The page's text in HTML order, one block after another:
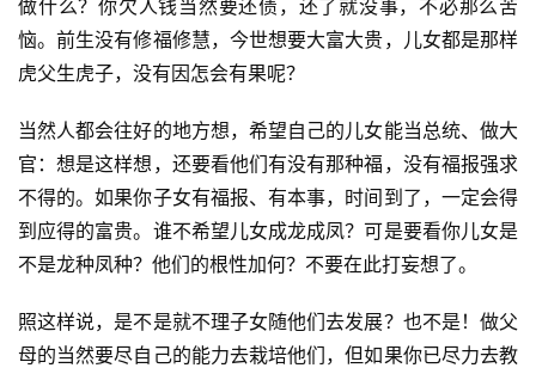
讯
做什么？你欠人钱当然要还债，还了就没事，不必那么苦
恼。前生没有修福修慧，今世想要大富大贵，儿女都是那样
虎父生虎子，没有因怎会有果呢？
当然人都会往好的地方想，希望自己的儿女能当总统、做大
官：想是这样想，还要看他们有没有那种福，没有福报强求
不得的。如果你子女有福报、有本事，时间到了，一定会得
到应得的富贵。谁不希望儿女成龙成凤？可是要看你儿女是
不是龙种凤种？他们的根性加何？不要在此打妄想了。
照这样说，是不是就不理子女随他们去发展？也不是！做父
母的当然要尽自己的能力去栽培他们，但如果你已尽力去教